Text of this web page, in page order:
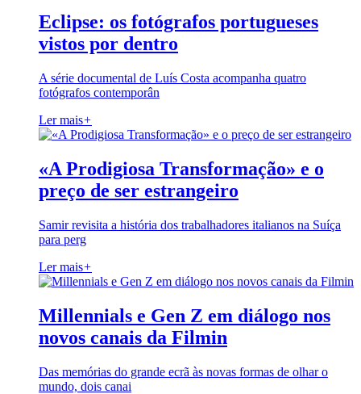
Eclipse: os fotógrafos portugueses
vistos por dentro
A série documental de Luís Costa acompanha quatro
fotógrafos contemporân
Ler mais+
«A Prodigiosa Transformação» e o
preço de ser estrangeiro
Samir revisita a história dos trabalhadores italianos na Suíça
para perg
Ler mais+
Millennials e Gen Z em diálogo nos
novos canais da Filmin
Das memórias do grande ecrã às novas formas de olhar o
mundo, dois canai